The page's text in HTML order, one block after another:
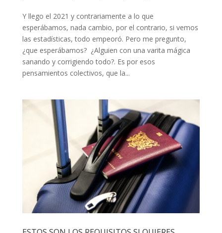
Y llego el 2021 y contrariamente a lo que
esperábamos, nada cambio, por el contrario, si vemos
las estadísticas, todo empeoró. Pero me pregunto,
¿que esperábamos? ¿Alguien con una varita mágica
sanando y corrigiendo todo?. Es por esos
pensamientos colectivos, que la...